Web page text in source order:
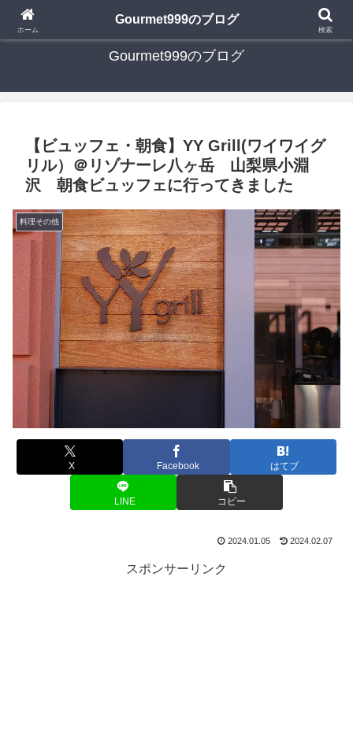
日々の食べ歩き・たまに行く旅行・子供とのお出かけを書いたブログです
Gourmet999のブログ
【ビュッフェ・朝食】YY Grill(ワイワイグ
リル）＠リゾナーレ八ヶ岳 山梨県小淵
沢 朝食ビュッフェに行ってきました
料理その他
X Facebook はてブ
LINE コピー
2024.01.05 2024.02.07
スポンサーリンク
ホーム
Gourmet999のブログ
検索